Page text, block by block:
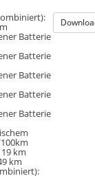
Batterie
Batterie
Batterie
Batterie
Batterie
km
km